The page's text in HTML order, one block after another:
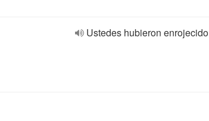
Ustedes hubieron enrojecido